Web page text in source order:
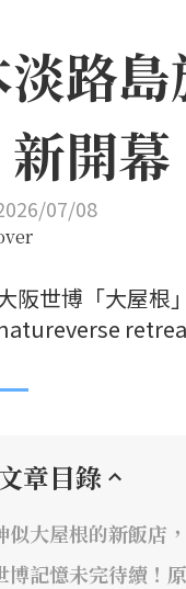
淡路
開
07/08
阪世博「大屋根
章目錄
似大屋根的新飯店
博記憶未完待續！